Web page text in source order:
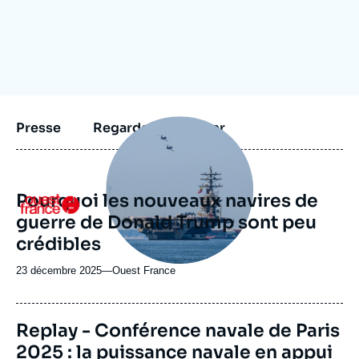
Presse Regarder et écouter
Logo
Image
principale
médiatique
Pourquoi les nouveaux navires de
guerre de Donald Trump sont peu
crédibles
23 décembre 2025—Nom
journal,
ou
émission
Ouest France
Replay - Conférence navale de Paris
2025 : la puissance navale en appui